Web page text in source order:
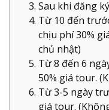
Sau khi đăng
Từ 10 đến
chịu phí 30%
chủ nhật)
Từ 8 đến 6
50% giá tour.
Từ 3-5 ngày
giá tour.